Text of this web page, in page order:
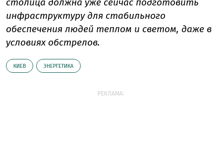
столица должна уже сейчас подготовить
инфраструктуру для стабильного
обеспечения людей теплом и светом, даже в
условиях обстрелов.
КИЕВ ЭНЕРГЕТИКА
РЕКЛАМА: